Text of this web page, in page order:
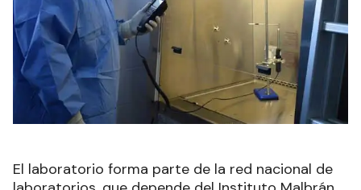
El laboratorio forma parte de la red nacional de